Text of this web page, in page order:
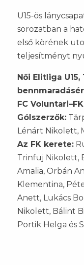
U15-ös
sorozatban a
első körének
teljesítményt
Női Elitliga
FC
Gólszerzők:
Lénárt Nikolett,
Az FK kerete:
Trinfuj Nikolett,
Amalia, Orbán
Klementina,
Anett, Lukács
Nikolett, Bálint
Portik Helga és